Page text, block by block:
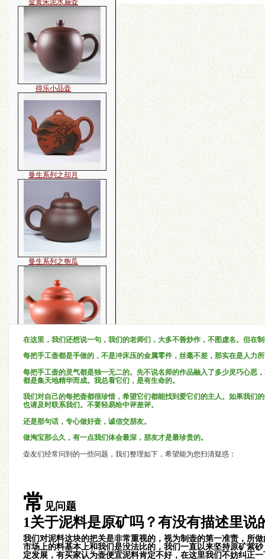
得乐小品壶
曼生系列之却月
曼生系列之匏瓜
容天-铁观音小品
大彬如意壶
西施-铁观音小品
在这里，我们还想说一句，我们的老师们，大多不善炒作，不图虚名。但在
每把手工壶都是手做的，不是冲床压的金属零件，丝毫不差，那实在是人力
每把手工壶的灵气都是独一无二的。先不说名师的作品融入了多少灵巧心思
都是集天地精华而成。我总看它们，是有生命的。
我们对自己的每把壶都很珍惜，希望它们都能找到爱它们的主人。如果我们
也请及时联系我们。不要轻易给中评差评。
还是那句话，专心做好壶，诚信交朋友。
做淘宝那么久，有一点我们体会最深，朋友才是最珍贵的。
壶友们经常问到的一些问题，我们整理如下，希望能为您扫清疑惑：
常 见问题
1关于泥料是原矿吗？有没有描述里
我们对泥料这块的把关是非常重视的，视为制壶的第一准责，所
市场上的料基本上和我们是没法比的，我们一直以来坚持原矿紫
定发展，有买家认为壶便宜泥料肯定不好，在这里我们不妨纠正